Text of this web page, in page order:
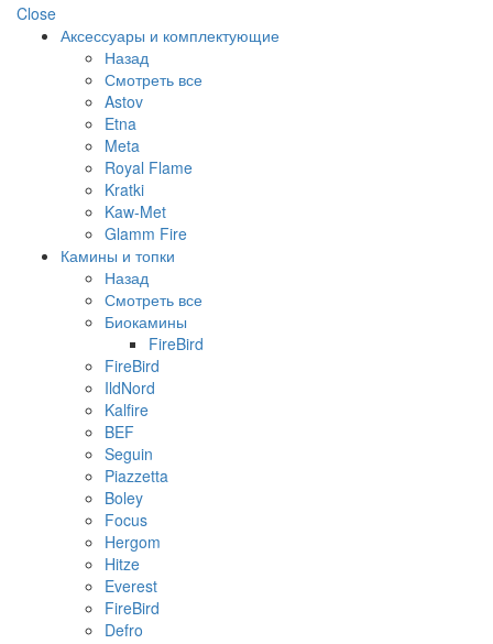
Close
Аксессуары и комплектующие
Назад
Смотреть все
Astov
Etna
Meta
Royal Flame
Kratki
Kaw-Met
Glamm Fire
Камины и топки
Назад
Смотреть все
Биокамины
FireBird
FireBird
IldNord
Kalfire
BEF
Seguin
Piazzetta
Boley
Focus
Hergom
Hitze
Everest
FireBird
Defro